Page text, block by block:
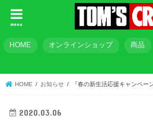
menu
HOME オンラインショップ 商品
HOME お知らせ 『春の新生活応援キャンペ
2020.03.06